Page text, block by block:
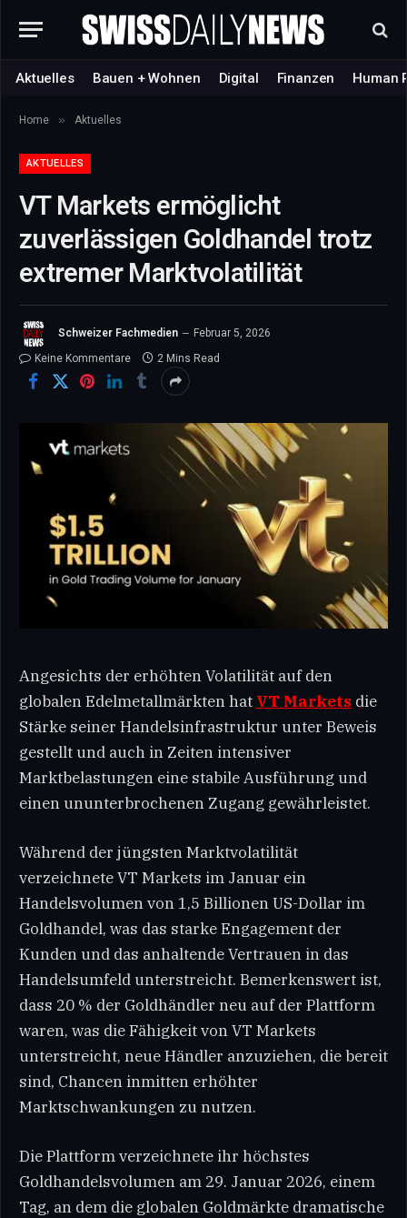
Aktuelles Bauen + Wohnen Digital Finanzen Human
Home » Aktuelles
AKTUELLES
VT Markets ermöglicht
zuverlässigen Goldhandel trotz
extremer Marktvolatilität
Schweizer Fachmedien
Februar 5, 2026
Keine Kommentare
2 Mins Read
Angesichts der erhöhten Volatilität auf den
globalen Edelmetallmärkten hat VT Markets die
Stärke seiner Handelsinfrastruktur unter Beweis
gestellt und auch in Zeiten intensiver
Marktbelastungen eine stabile Ausführung und
einen ununterbrochenen Zugang gewährleistet.
Während der jüngsten Marktvolatilität
verzeichnete VT Markets im Januar ein
Handelsvolumen von 1,5 Billionen US-Dollar im
Goldhandel, was das starke Engagement der
Kunden und das anhaltende Vertrauen in das
Handelsumfeld unterstreicht. Bemerkenswert ist,
dass 20 % der Goldhändler neu auf der Plattform
waren, was die Fähigkeit von VT Markets
unterstreicht, neue Händler anzuziehen, die bereit
sind, Chancen inmitten erhöhter
Marktschwankungen zu nutzen.
Die Plattform verzeichnete ihr höchstes
Goldhandelsvolumen am 29. Januar 2026, einem
Tag, an dem die globalen Goldmärkte dramatische